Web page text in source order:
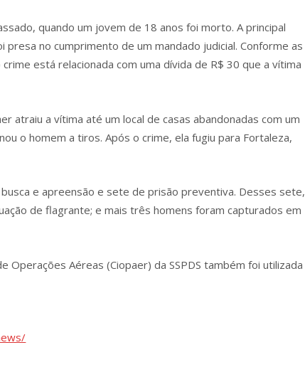
quando um jovem de 18 anos foi morto. A principal
no cumprimento de um mandado judicial. Conforme as
está relacionada com uma dívida de R$ 30 que a vítima
atraiu a vítima até um local de casas abandonadas com um
o homem a tiros. Após o crime, ela fugiu para Fortaleza,
e apreensão e sete de prisão preventiva. Desses sete,
de flagrante; e mais três homens foram capturados em
Operações Aéreas (Ciopaer) da SSPDS também foi utilizada